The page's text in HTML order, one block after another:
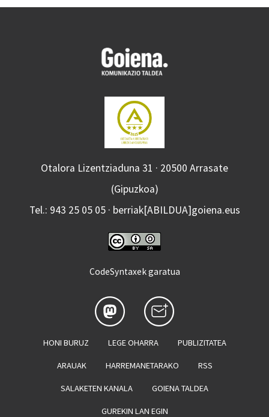
Otalora Lizentziaduna 31 · 20500 Arrasate
(Gipuzkoa)
Tel.: 943 25 05 05 · berriak[ABILDUA]goiena.eus
CodeSyntaxek garatua
HONI BURUZ LEGE OHARRA PUBLIZITATEA
ARAUAK HARREMANETARAKO RSS
SALAKETEN KANALA GOIENA TALDEA
GUREKIN LAN EGIN